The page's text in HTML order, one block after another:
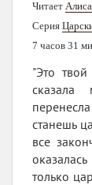
Читает
Серия
7 часов 31
"Это
сказала
станешь
все
только